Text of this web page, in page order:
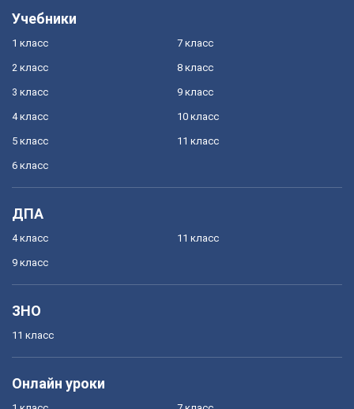
Учебники
1 класс
2 класс
3 класс
4 класс
5 класс
6 класс
7 класс
8 класс
9 класс
10 класс
11 класс
ДПА
4 класс
9 класс
11 класс
ЗНО
11 класс
Онлайн уроки